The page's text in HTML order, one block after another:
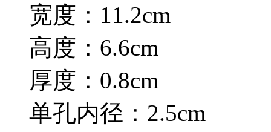
宽度：11.2cm
高度：6.6cm
厚度：0.8cm
单孔内径：2.5cm